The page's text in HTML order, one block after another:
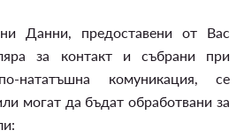
Данни, предоставени от Вас
за контакт и събрани при
нататъшна комуникация, се
могат да бъдат обработвани за